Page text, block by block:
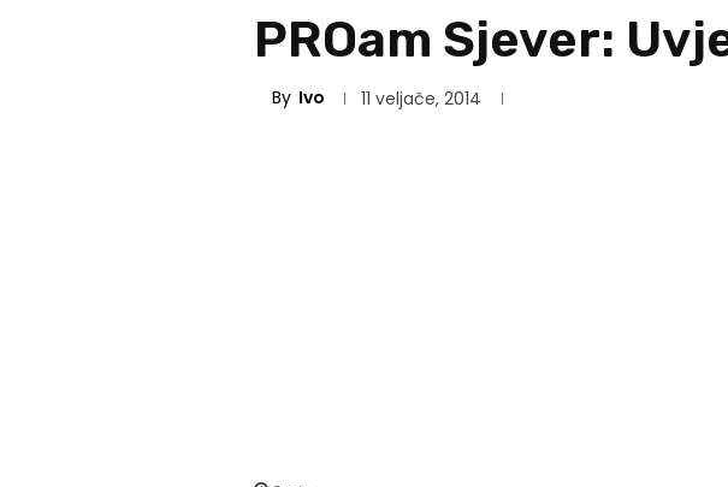
PROam Sjever:
By Ivo 11 veljače, 2014